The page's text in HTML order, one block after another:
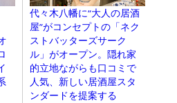
代々木八幡に“大人の居酒
屋”がコンセプトの「ネク
ストバッターズサーク
ル」がオープン。隠れ家
的立地ながらも口コミで
人気、新しい居酒屋スタ
ンダードを提案する